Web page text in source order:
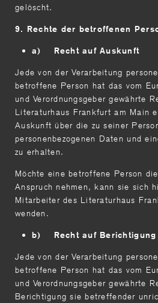
gelöscht.
9. Rechte der betroffenen
a) Recht auf Auskunft
Jede von der Verarbeitung
betroffene Person hat das vom
und Verordnungsgeber gewährte
Literaturhaus Frankfurt am Main
Auskunft über die zu seiner
personenbezogenen Daten und
zu erhalten.
Möchte eine betroffene Person
Anspruch nehmen, kann sie sich
Mitarbeiter des Literaturhaus
wenden.
b) Recht auf Berichtigung
Jede von der Verarbeitung
betroffene Person hat das vom
und Verordnungsgeber gewährte
Berichtigung sie betreffender